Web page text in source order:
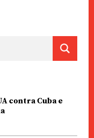
contra Cuba e